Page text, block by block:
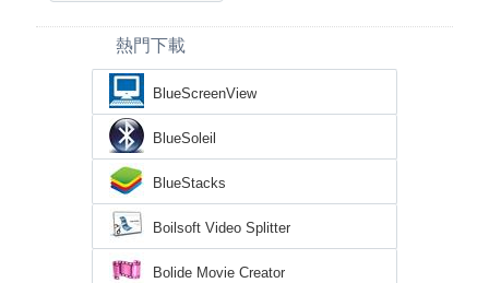
熱門下載
BlueScreenView
BlueSoleil
BlueStacks
Boilsoft Video Splitter
Bolide Movie Creator